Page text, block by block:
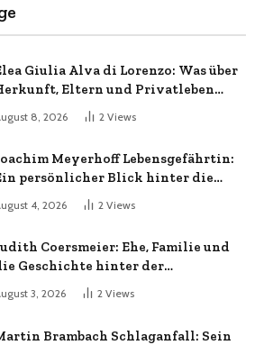
Giulia Alva di Lorenzo: Was über
Eltern und Privatleben
8, 2026 2 Views
Meyerhoff Lebensgefährtin:
persönlicher Blick hinter die
4, 2026 2 Views
Coersmeier: Ehe, Familie und
Geschichte hinter der
Öffentlichkeit
3, 2026 2 Views
Brambach Schlaganfall: Sein